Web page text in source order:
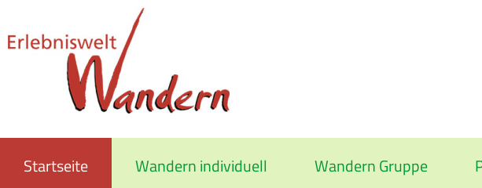
Startseite
Wandern individuell Wandern Gruppe